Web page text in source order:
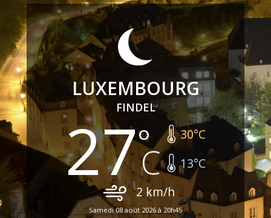
LUXEMBOURG
FINDEL
27 30°C
13°C
2 km/h
Samedi 08 août 2026 à 20h45